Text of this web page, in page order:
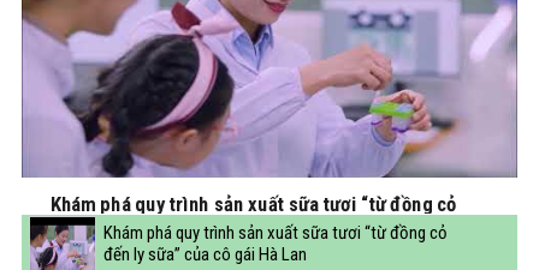
Khám phá quy trình sản xuất sữa tươi “từ đồng cỏ
đến ly sữa” của cô gái Hà Lan
Khám phá quy trình sản xuất sữa tươi “từ đồng cỏ
đến ly sữa” của cô gái Hà Lan